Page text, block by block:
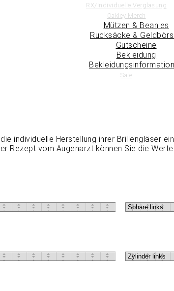
RX/Individuelle Verglasung
Oakley Merch
Mützen & Beanies
Rucksäcke &
Gutscheine
Bekleidung
Sale
individuelle Herstellung ihrer Brillengläser
Rezept vom Augenarzt können Sie die Werte